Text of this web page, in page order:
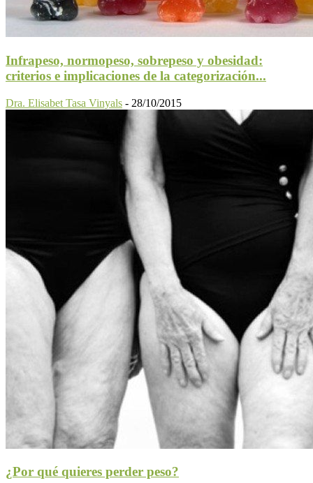
Infrapeso, normopeso, sobrepeso y obesidad:
criterios e implicaciones de la categorización...
Dra. Elisabet Tasa Vinyals - 28/10/2015
¿Por qué quieres perder peso?